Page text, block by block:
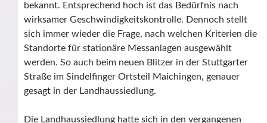
bekannt. Entsprechend hoch ist das Bedürfnis nach
wirksamer Geschwindigkeitskontrolle. Dennoch stellt
sich immer wieder die Frage, nach welchen Kriterien die
Standorte für stationäre Messanlagen ausgewählt
werden. So auch beim neuen Blitzer in der Stuttgarter
Straße im Sindelfinger Ortsteil Maichingen, genauer
gesagt in der Landhaussiedlung.
Die Landhaussiedlung hatte sich in den vergangenen